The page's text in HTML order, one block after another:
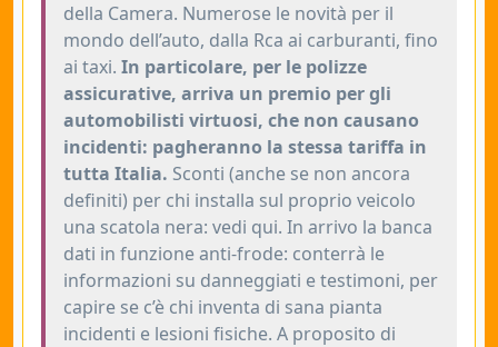
della Camera. Numerose le novità per il
mondo dell’auto, dalla Rca ai carburanti, fino
ai taxi. In particolare, per le polizze
assicurative, arriva un premio per gli
automobilisti virtuosi, che non causano
incidenti: pagheranno la stessa tariffa in
tutta Italia. Sconti (anche se non ancora
definiti) per chi installa sul proprio veicolo
una scatola nera: vedi qui. In arrivo la banca
dati in funzione anti-frode: conterrà le
informazioni su danneggiati e testimoni, per
capire se c’è chi inventa di sana pianta
incidenti e lesioni fisiche. A proposito di